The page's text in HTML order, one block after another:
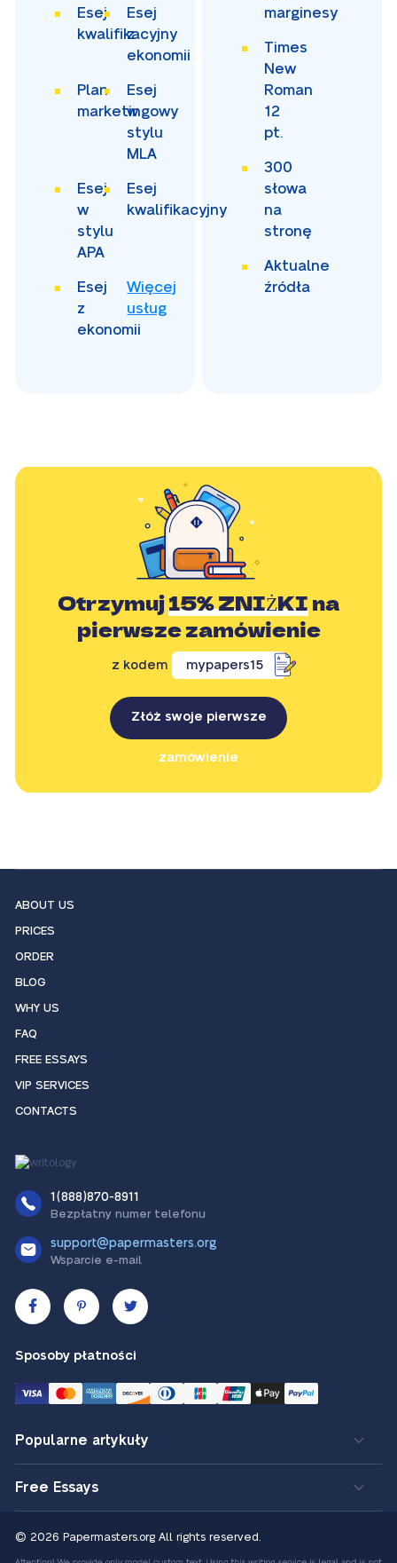
Esej
kwalifikacyjny
Esej
z
ekonomii
Plan
marketingowy
Esej
w
stylu
MLA
Esej
w
stylu
APA
Esej
kwalifikacyjny
Esej
z
ekonomii
Więcej
usług
marginesy
Times
New
Roman
12
pt.
300
słowa
na
stronę
Aktualne
źródła
Otrzymuj15% ZNIŻKIna
pierwsze zamówienie
z kodem mypapers15
Złóż swoje pierwsze
zamówienie
ABOUT US
PRICES
ORDER
BLOG
WHY US
FAQ
FREE ESSAYS
VIP SERVICES
CONTACTS
1(888)870-8911
Bezpłatny numer telefonu
support@papermasters.org
Wsparcie e-mail
Sposoby płatności
Popularne artykuły
Free Essays
© 2026 Papermasters.org All rights reserved.